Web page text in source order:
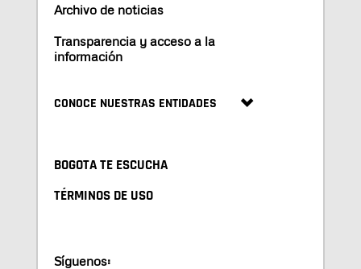
Archivo de noticias
Transparencia y acceso a la
información
CONOCE NUESTRAS ENTIDADES
BOGOTA TE ESCUCHA
TÉRMINOS DE USO
Síguenos: